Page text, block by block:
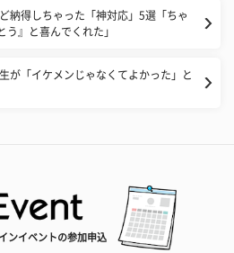
納得しちゃった「神対応」5選「ちゃ
う』と喜んでくれた」
が「イケメンじゃなくてよかった」と
ンイベントの参加申込